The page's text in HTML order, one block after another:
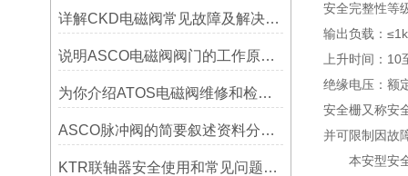
详解CKD电磁阀常见故障及解决办法
说明ASCO电磁阀阀门的工作原理和保养方法？
为你介绍ATOS电磁阀维修和检修之间有什么区别
ASCO脉冲阀的简要叙述资料分为哪些
KTR联轴器安全使用和常见问题有哪些
安全完整性等
输出负载：
上升时间：
绝缘电压：额
安全栅又称安
并可限制因故
本安型安全